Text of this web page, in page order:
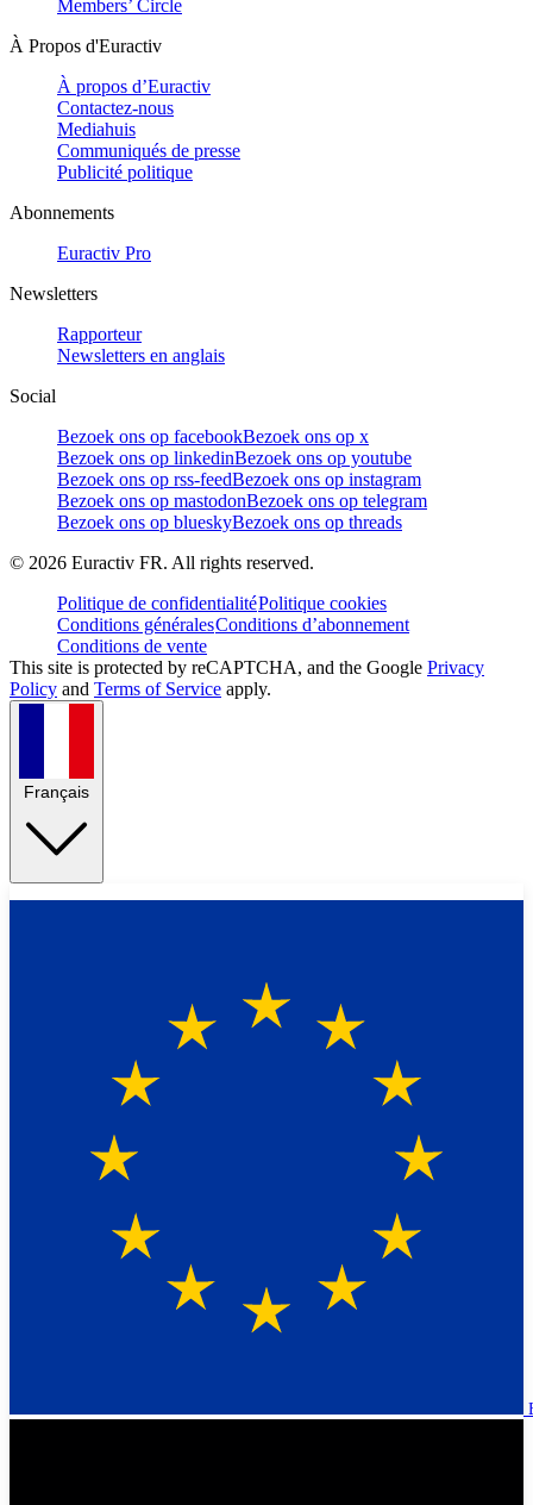
Members’ Circle
À Propos d'Euractiv
À propos d’Euractiv
Contactez-nous
Mediahuis
Communiqués de presse
Publicité politique
Abonnements
Euractiv Pro
Newsletters
Rapporteur
Newsletters en anglais
Social
Bezoek ons op facebookBezoek ons op x
Bezoek ons op linkedinBezoek ons op youtube
Bezoek ons op rss-feedBezoek ons op instagram
Bezoek ons op mastodonBezoek ons op telegram
Bezoek ons op blueskyBezoek ons op threads
© 2026 Euractiv FR. All rights reserved.
Politique de confidentialitéPolitique cookies
Conditions généralesConditions d’abonnement
Conditions de vente
This site is protected by reCAPTCHA, and the Google Privacy
Policy and Terms of Service apply.
Français